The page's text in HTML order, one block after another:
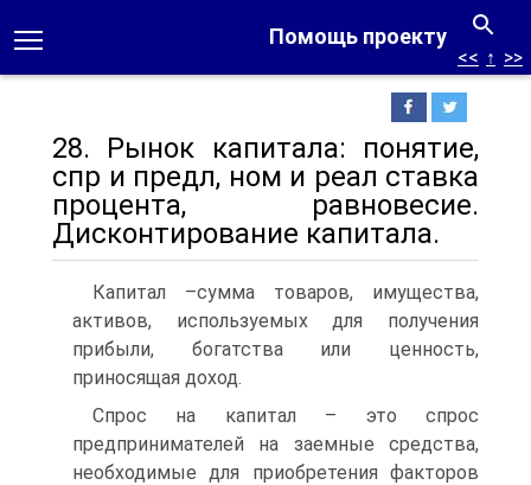
Помощь проекту
<< ↑ >>
28. Рынок капитала: понятие,
спр и предл, ном и реал ставка
процента, равновесие.
Дисконтирование капитала.
Капитал –сумма товаров, имущества,
активов, используемых для получения
прибыли, богатства или ценность,
приносящая доход.
Спрос на капитал – это спрос
предпринимателей на заемные средства,
необходимые для приобретения факторов